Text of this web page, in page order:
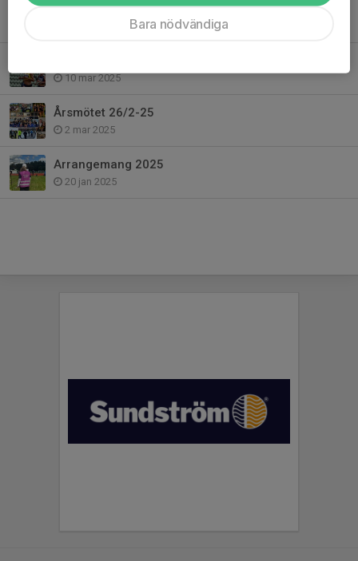
Årsmötesprotokoll för Ljungby friidrottsklubb 2025
10 mar 2025
Årsmötet 26/2-25
2 mar 2025
Arrangemang 2025
20 jan 2025
Bara nödvändiga